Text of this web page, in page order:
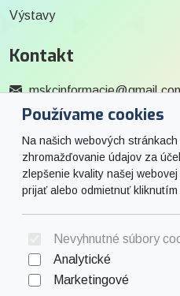
Používame cookies
Na našich webových
zhromažďovanie údajov za
zlepšenie kvality našej
prijať alebo odmietnuť
Nevyhnutné súbory
Analytické
Marketingové
Výstavy
Kontakt
0915 727 244
Social
Facebook